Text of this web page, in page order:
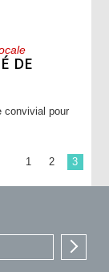
DE
convivial pour
1 2 3